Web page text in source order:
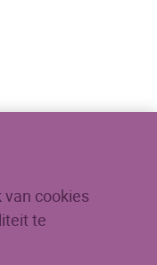
van cookies
te